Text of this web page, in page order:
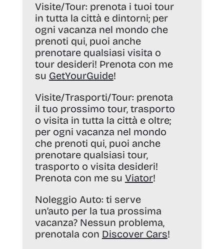
Visite/Tour: prenota i tuoi tour
in tutta la città e dintorni; per
ogni vacanza nel mondo che
prenoti qui, puoi anche
prenotare qualsiasi visita o
tour desideri! Prenota con me
su GetYourGuide!
Visite/Trasporti/Tour: prenota
il tuo prossimo tour, trasporto
o visita in tutta la città e oltre;
per ogni vacanza nel mondo
che prenoti qui, puoi anche
prenotare qualsiasi tour,
trasporto o visita desideri!
Prenota con me su Viator!
Noleggio Auto: ti serve
un’auto per la tua prossima
vacanza? Nessun problema,
prenotala con Discover Cars!